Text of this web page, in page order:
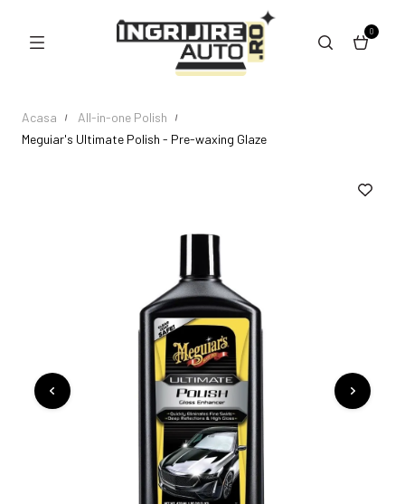
0
Acasa
All-in-one Polish
Meguiar's Ultimate Polish - Pre-waxing Glaze